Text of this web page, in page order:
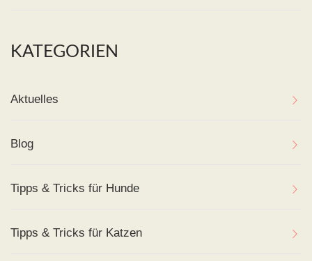
KATEGORIEN
Aktuelles
Blog
Tipps & Tricks für Hunde
Tipps & Tricks für Katzen